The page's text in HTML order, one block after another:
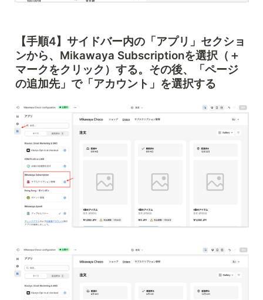
【手順4】サイドバー内の 「アプリ」 セクショ
ンから、Mikawaya Subscriptionを選択（＋
マークをクリック）する。その後、
「ページ
の追加先」で「アカウント」を選択する